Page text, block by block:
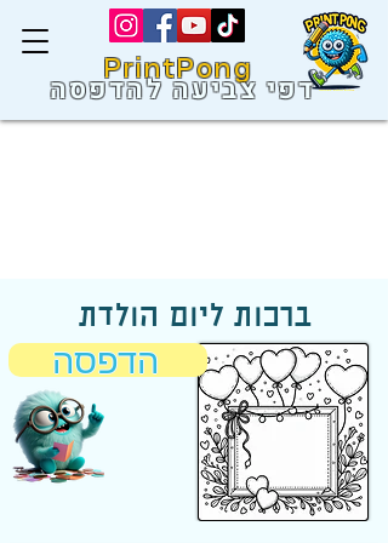
PrintPong
דפי צביעה להדפסה
ברכות ליום הולדת
הדפסה